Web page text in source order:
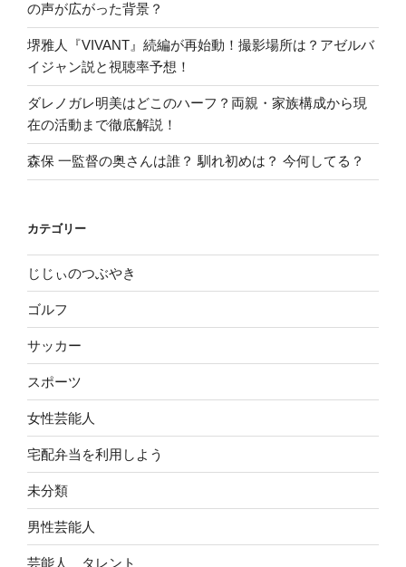
の声が広がった背景？
堺雅人『VIVANT』続編が再始動！撮影場所は？アゼルバ
イジャン説と視聴率予想！
ダレノガレ明美はどこのハーフ？両親・家族構成から現
在の活動まで徹底解説！
森保 一監督の奥さんは誰？ 馴れ初めは？ 今何してる？
カテゴリー
じじぃのつぶやき
ゴルフ
サッカー
スポーツ
女性芸能人
宅配弁当を利用しよう
未分類
男性芸能人
芸能人 タレント